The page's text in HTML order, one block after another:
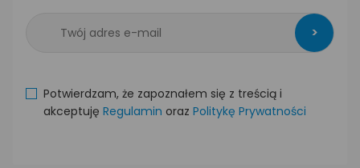
>
Potwierdzam, że zapoznałem się z treścią i
akceptuję Regulamin oraz Politykę Prywatności